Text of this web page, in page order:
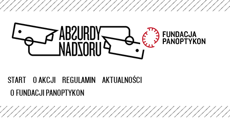
Przejdź
treści
START O AKCJI REGULAMIN
AKTUALNOŚCI
O FUNDACJI PANOPTYKON